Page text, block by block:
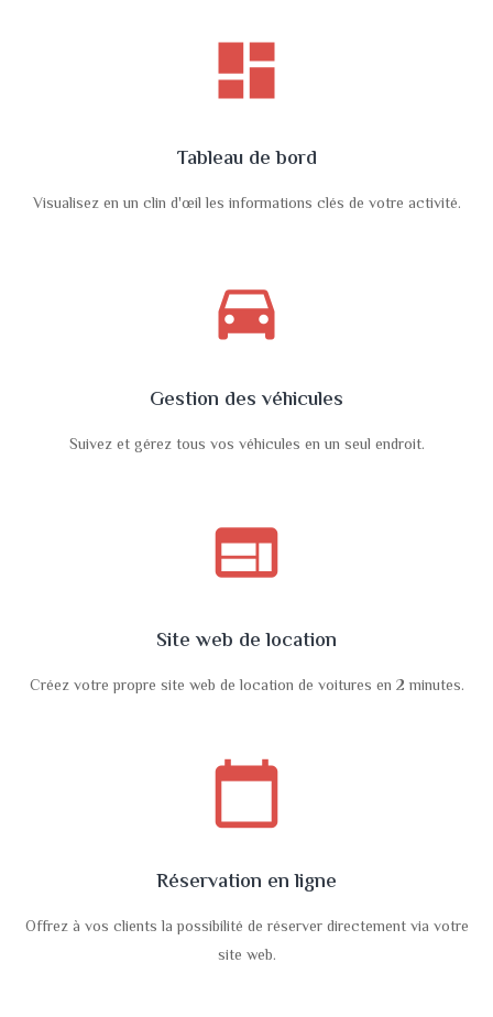
dashboard
Tableau de bord
Visualisez en un clin d'œil les informations clés de votre activité.
directions_car
Gestion des véhicules
Suivez et gérez tous vos véhicules en un seul endroit.
web
Site web de location
Créez votre propre site web de location de voitures en 2 minutes.
calendar_today
Réservation en ligne
Offrez à vos clients la possibilité de réserver directement via votre
site web.